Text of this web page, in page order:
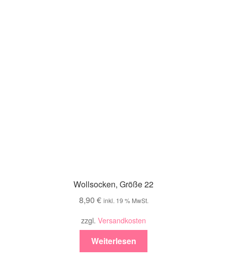
Wollsocken, Größe 22
8,90 € inkl. 19 % MwSt.
zzgl. Versandkosten
Weiterlesen